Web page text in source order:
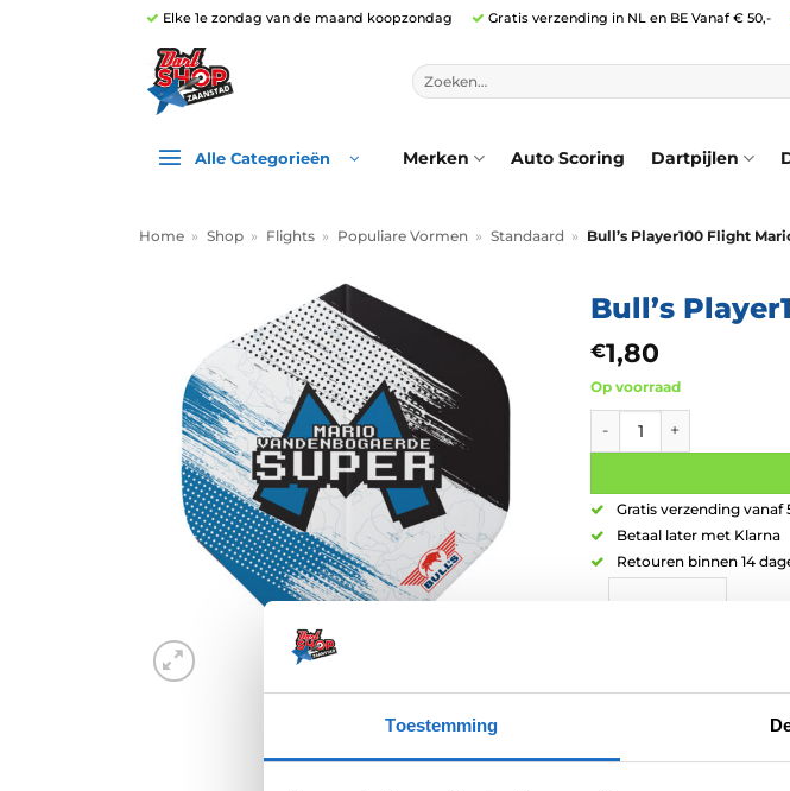
Toestemming
Elke 1e zondag van de maand koopzondag Gratis verzending in NL en BE Vanaf € 50,-
Zoeken
naar:
Alle Categorieën Merken Auto Scoring Dartpijlen
Home » Shop » Flights » Populiare Vormen » Standaard » Bull’s Player100 Flight
Bull’s
€1,80
Op voorraad
Gratis verzending vanaf
Betaal later met Klarna
Retouren binnen 14
100 Micron